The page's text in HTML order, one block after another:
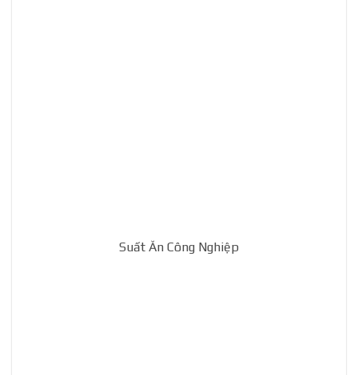
Suất Ăn Công Nghiệp